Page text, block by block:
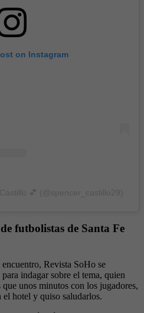
on Instagram
futbolistas de Santa Fe
Revista SoHo se
indagar sobre el tema, quien
unos minutos con los jugadores,
el hotel y quiso saludarlos.